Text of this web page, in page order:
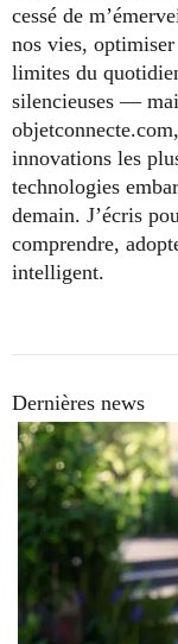
cessé de
nos vies,
limites du
silencieuses —
innovations les
technologies
demain. J’écris
comprendre,
intelligent.
Dernières news